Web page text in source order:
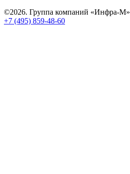
©2026. Группа компаний «Инфра-М»
+7 (495) 859-48-60